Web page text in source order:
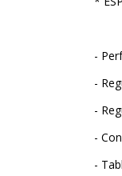
-
-
-
-
-